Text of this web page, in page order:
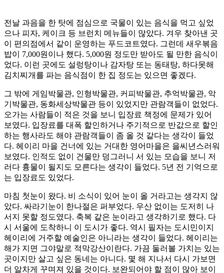
전날 과음을 한 탓에 점심으로 국물이 있는 음식을 먹고 싶었
으나 피자, 케이크 등 브런치 메뉴들이 많았다. 겨우 찾아낸 곳
이 편의점에서 같이 운영하는 푸드코트였다. 그런데 새우볶음
밥이 7,000원이나 했다. 5,000원 정도만 받아도 될 만한 음식이
었다. 이런 곳에도 설렁탕이나 감자탕 또는 동태탕, 하다못해
김치찌개를 파는 음식점이 한 집 정도는 있으면 좋겠다.
그 밖에 게임박물관, 인형박물관, 커피박물관, 추억박물관, 악
기박물관, 동화세상박물관 등이 있었지만 관람객들이 없었다.
오가는 사람들이 적은 것을 보니 입장료 책정에 문제가 있어
보였다. 입장료를 대폭 할인하거나 주기적으로 반값으로 할인
하는 행사라도 해야 관람객들이 좀 올 것 같다는 생각이 들었
다. 헤이리 마을 건너에 있는 거대한 영어마을은 을씨년스러워
보였다. 인적도 없이 건물만 덩그러니 서 있는 모습을 보니 저
러다 흉물이 될지도 모른다는 생각이 들었다. 5년 전 기억으로
는 입장료도 있었다.
마침 첫눈이 왔다. 비 소식이 있어 눈이 올 거라고는 생각지 않
았다. 싸라기눈이 한나절은 퍼부었다. 우산 없이는 도저히 나
서지 못할 정도였다. 축복 같은 눈이라고 생각하기로 했다. 다
시 서울에 도착하니 이 도시가 좋다. 역시 필자는 도시민이지
헤이리에 거주할 예술인은 아니라는 생각이 들었다. 헤이리는
해가 지면 그야말로 적막강산이란다. 가끔 둘러볼 가치는 있는
곳이지만 살고 싶은 동네는 아니다. 몇 해 지나서 다시 가보면
더 알차게 꾸며져 있을 것이다. 보완되어야 할 점이 많아 보이